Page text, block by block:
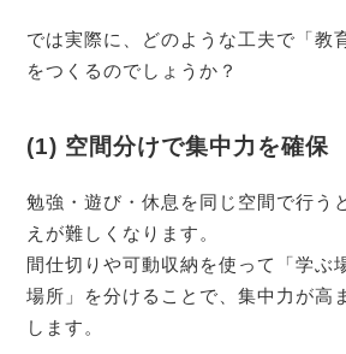
では実際に、どのような工夫で「教
をつくるのでしょうか？
(1) 空間分けで集中力を確保
勉強・遊び・休息を同じ空間で行う
えが難しくなります。
間仕切りや可動収納を使って「学ぶ
場所」を分けることで、集中力が高
します。